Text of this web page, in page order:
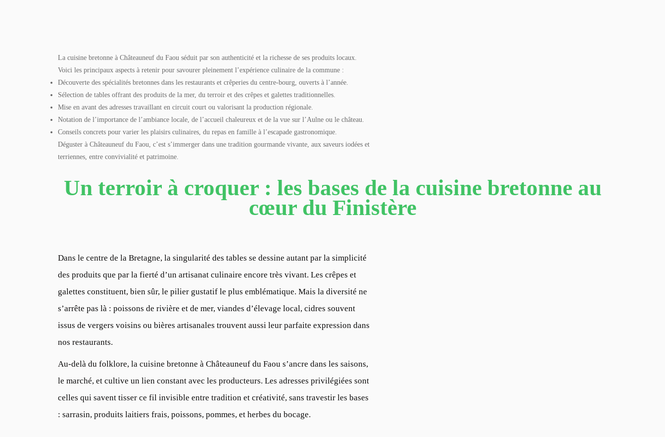
La cuisine bretonne à Châteauneuf du Faou séduit par son authenticité et la richesse de ses produits locaux.
Voici les principaux aspects à retenir pour savourer pleinement l’expérience culinaire de la commune :
Découverte des spécialités bretonnes dans les restaurants et crêperies du centre-bourg, ouverts à l’année.
Sélection de tables offrant des produits de la mer, du terroir et des crêpes et galettes traditionnelles.
Mise en avant des adresses travaillant en circuit court ou valorisant la production régionale.
Notation de l’importance de l’ambiance locale, de l’accueil chaleureux et de la vue sur l’Aulne ou le château.
Conseils concrets pour varier les plaisirs culinaires, du repas en famille à l’escapade gastronomique.
Déguster à Châteauneuf du Faou, c’est s’immerger dans une tradition gourmande vivante, aux saveurs iodées et
terriennes, entre convivialité et patrimoine.
Un terroir à croquer : les bases de la cuisine bretonne au
cœur du Finistère
Dans le centre de la Bretagne, la singularité des tables se dessine autant par la simplicité
des produits que par la fierté d’un artisanat culinaire encore très vivant. Les crêpes et
galettes constituent, bien sûr, le pilier gustatif le plus emblématique. Mais la diversité ne
s’arrête pas là : poissons de rivière et de mer, viandes d’élevage local, cidres souvent
issus de vergers voisins ou bières artisanales trouvent aussi leur parfaite expression dans
nos restaurants.
Au-delà du folklore, la cuisine bretonne à Châteauneuf du Faou s’ancre dans les saisons,
le marché, et cultive un lien constant avec les producteurs. Les adresses privilégiées sont
celles qui savent tisser ce fil invisible entre tradition et créativité, sans travestir les bases
: sarrasin, produits laitiers frais, poissons, pommes, et herbes du bocage.